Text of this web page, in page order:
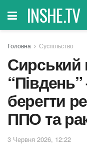
INSHE.TV
Головна Суспільство
Сирський
берегти
ППО та
3 Червня 2026, 12:22